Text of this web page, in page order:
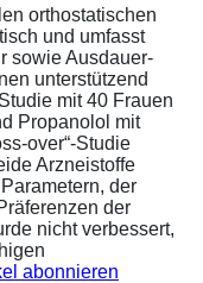
orthostatischen
und umfasst
sowie Ausdauer-
unterstützend
mit 40 Frauen
Propanolol mit
over“-Studie
Arzneistoffe
der
der
nicht verbessert,
abonnieren